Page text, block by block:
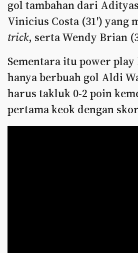
gol tambahan dari
Vinicius Costa (31') yang
trick, serta Wendy Brian
Sementara itu power play
hanya berbuah gol Aldi
harus takluk 0-2 poin
pertama keok dengan